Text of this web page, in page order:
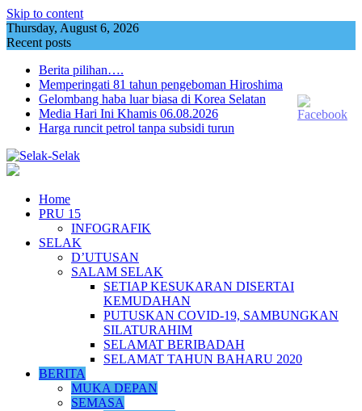
Skip to content
Thursday, August 6, 2026
Recent posts
Berita pilihan….
Memperingati 81 tahun pengeboman Hiroshima
Gelombang haba luar biasa di Korea Selatan
Media Hari Ini Khamis 06.08.2026
Harga runcit petrol tanpa subsidi turun
Home
PRU 15
INFOGRAFIK
SELAK
D’UTUSAN
SALAM SELAK
SETIAP KESUKARAN DISERTAI
KEMUDAHAN
PUTUSKAN COVID-19, SAMBUNGKAN
SILATURAHIM
SELAMAT BERIBADAH
SELAMAT TAHUN BAHARU 2020
BERITA
MUKA DEPAN
SEMASA